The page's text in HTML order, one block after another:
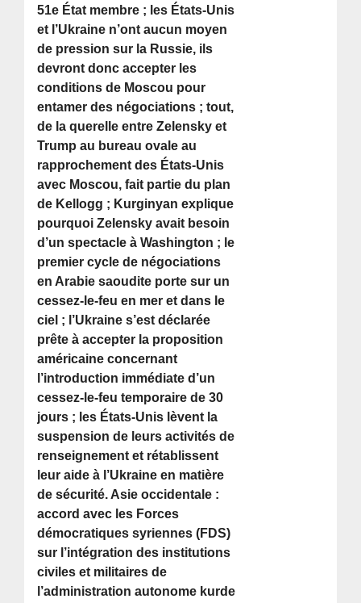
51e État membre ; les États-Unis
et l’Ukraine n’ont aucun moyen
de pression sur la Russie, ils
devront donc accepter les
conditions de Moscou pour
entamer des négociations ; tout,
de la querelle entre Zelensky et
Trump au bureau ovale au
rapprochement des États-Unis
avec Moscou, fait partie du plan
de Kellogg ; Kurginyan explique
pourquoi Zelensky avait besoin
d’un spectacle à Washington ; le
premier cycle de négociations
en Arabie saoudite porte sur un
cessez-le-feu en mer et dans le
ciel ; l’Ukraine s’est déclarée
prête à accepter la proposition
américaine concernant
l’introduction immédiate d’un
cessez-le-feu temporaire de 30
jours ; les États-Unis lèvent la
suspension de leurs activités de
renseignement et rétablissent
leur aide à l’Ukraine en matière
de sécurité. Asie occidentale :
accord avec les Forces
démocratiques syriennes (FDS)
sur l’intégration des institutions
civiles et militaires de
l’administration autonome kurde